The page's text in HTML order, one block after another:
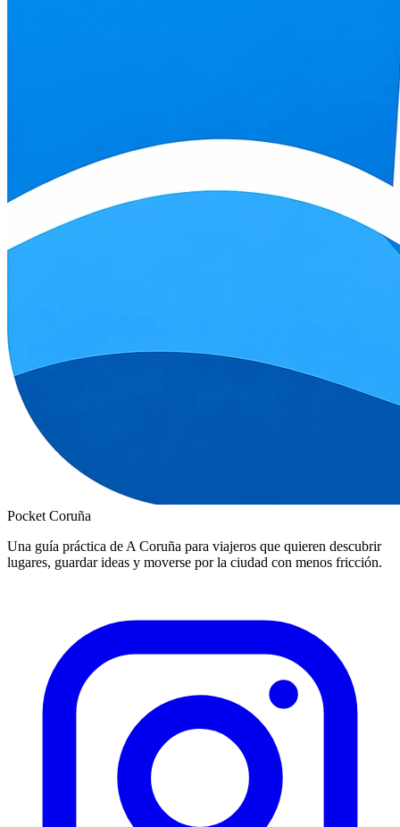
Pocket Coruña
Una guía práctica de A Coruña para viajeros que quieren descubrir
lugares, guardar ideas y moverse por la ciudad con menos fricción.